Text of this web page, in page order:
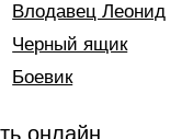
Влодавец Леонид
Черный ящик
Боевик
онлайн